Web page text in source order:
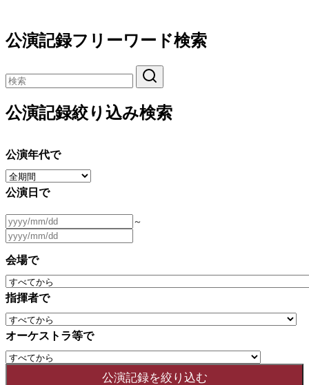
公演記録フリーワード検索
公演記録絞り込み検索
公演年代で
公演日で
～
会場で
指揮者で
オーケストラ等で